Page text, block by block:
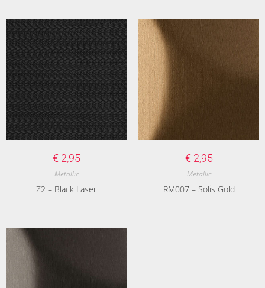
€ 2,95
Metallic
Z2 – Black Laser
€ 2,95
Metallic
RM007 – Solis Gold